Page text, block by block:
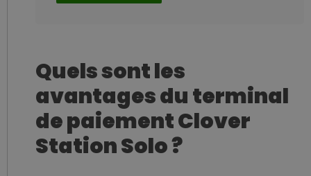
Quels sont les
avantages du terminal
de paiement Clover
Station Solo ?